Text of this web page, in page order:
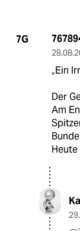
7G
„Ein
Der
Am